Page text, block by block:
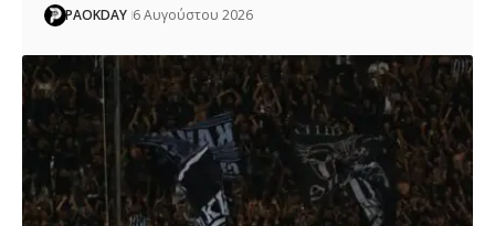
PAOKDAY 6 Αυγούστου 2026